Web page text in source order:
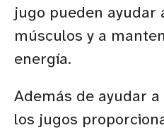
jugo pueden ayudar
músculos y a
energía.
Además de ayudar
los jugos